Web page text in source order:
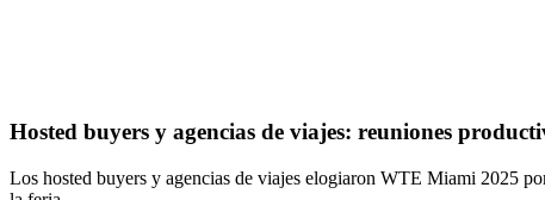
Hosted buyers y agencias de viajes: reuniones
Los hosted buyers y agencias de viajes elogiaron WTE Miami 2025